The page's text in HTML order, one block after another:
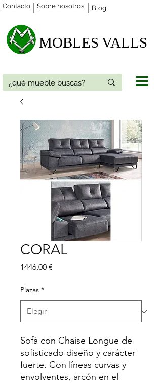
Contacto Blog
Sobre nosotros
MOBLES VALLS​
CORAL
1446,00 €
Plazas *
Sofá con Chaise Longue de
sofisticado diseño y carácter
fuerte. Con líneas curvas y
envolventes, arcón en el